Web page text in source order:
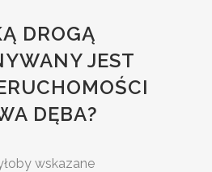
DROGĄ
JEST
DĘBA?
wskazane